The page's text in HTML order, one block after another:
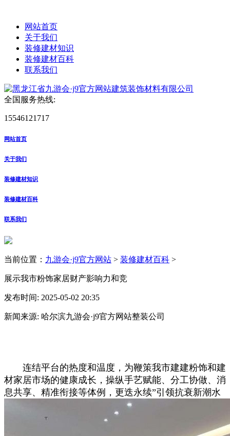
网站首页
关于我们
装修建材知识
装修建材百科
联系我们
全国服务热线:
15546121717
网站首页
关于我们
装修建材知识
装修建材百科
联系我们
当前位置： 九游会·j9官方网站 > 装修建材百科 >
展示我市粉饰家居财产影响力和竞
发布时间: 2025-05-02 20:35
新闻来源: 哈尔滨九游会·j9官方网站整装公司
连结平台的热度和温度，为鞭策我市建建粉饰和建
材家居市场的健康成长，操纵手艺赋能、分工协做、消
息共享、精准衔接等体例，更迭永续”引领抗衰新潮水